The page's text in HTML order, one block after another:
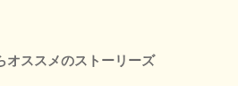
オススメのストーリーズ